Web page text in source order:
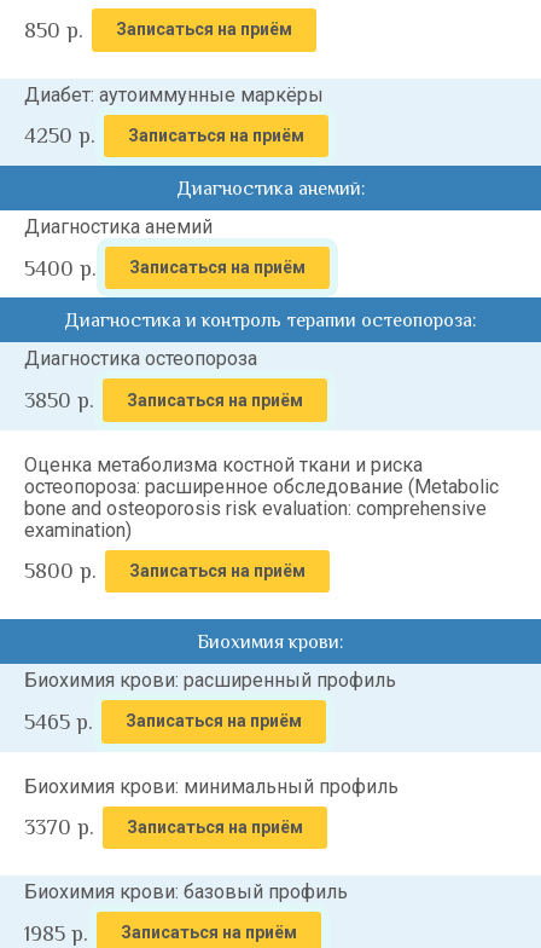
850 р. Записаться на приём
Диабет: аутоиммунные маркёры
4250 р. Записаться на приём
Диагностика анемий:
Диагностика анемий
5400 р. Записаться на приём
Диагностика и контроль терапии остеопороза:
Диагностика остеопороза
3850 р. Записаться на приём
Оценка метаболизма костной ткани и риска
остеопороза: расширенное обследование (Metabolic
bone and osteoporosis risk evaluation: comprehensive
examination)
5800 р. Записаться на приём
Биохимия крови:
Биохимия крови: расширенный профиль
5465 р. Записаться на приём
Биохимия крови: минимальный профиль
3370 р. Записаться на приём
Биохимия крови: базовый профиль
1985 р. Записаться на приём